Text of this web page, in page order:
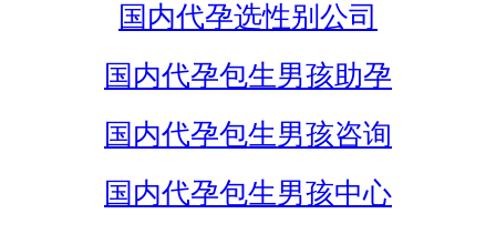
国内代孕选性别公司
国内代孕包生男孩助孕
国内代孕包生男孩咨询
国内代孕包生男孩中心